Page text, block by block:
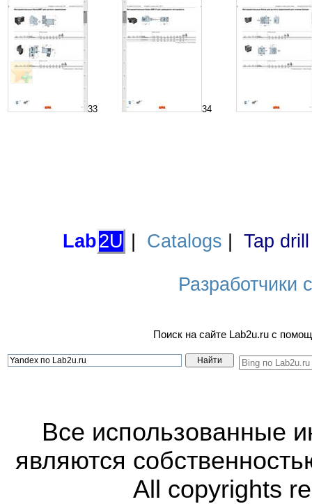
33 34
Lab2U Catalogs Tap
Разработчики
Поиск на сайте Lab2u.ru с
Все использованные
являются
All copyrights